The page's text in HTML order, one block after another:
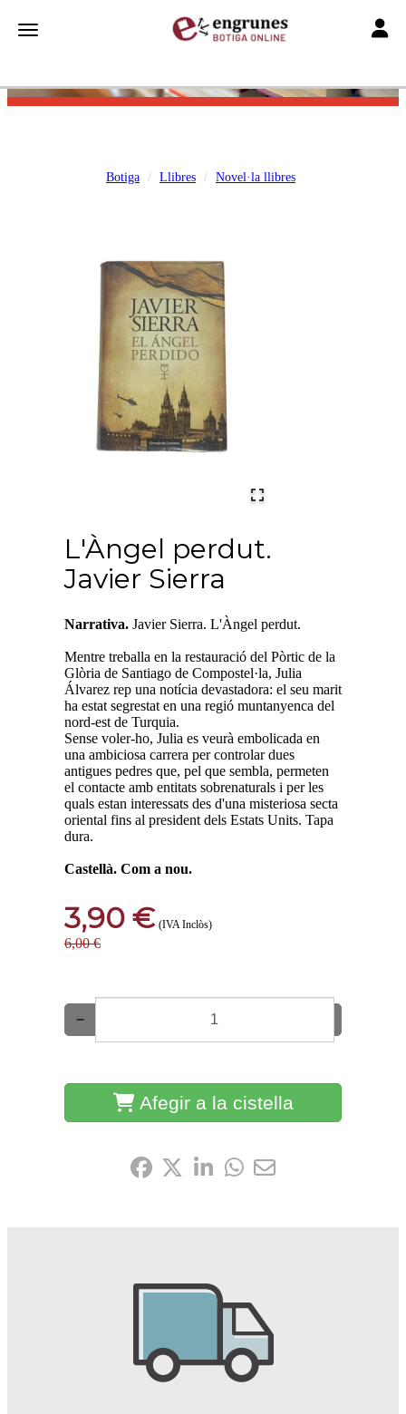
Toggle navigation
Botiga Llibres Novel·la llibres
L'Àngel perdut.
Javier Sierra
Narrativa.Javier Sierra. L'Àngel perdut.
Mentre treballa en la restauració del Pòrtic de la
Glòria de Santiago de Compostel·la, Julia
Álvarez rep una notícia devastadora: el seu marit
ha estat segrestat en una regió muntanyenca del
nord-est de Turquia.
Sense voler-ho, Julia es veurà embolicada en
una ambiciosa carrera per controlar dues
antigues pedres que, pel que sembla, permeten
el contacte amb entitats sobrenaturals i per les
quals estan interessats des d'una misteriosa secta
oriental fins al president dels Estats Units. Tapa
dura.
Castellà. Com a nou.
3,90 € (IVA Inclòs)
6,00 €
−
Afegir a la cistella